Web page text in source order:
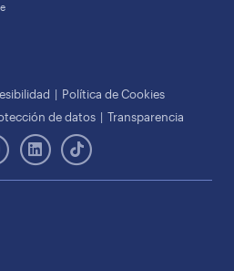
Política de Cookies
de datos Transparencia